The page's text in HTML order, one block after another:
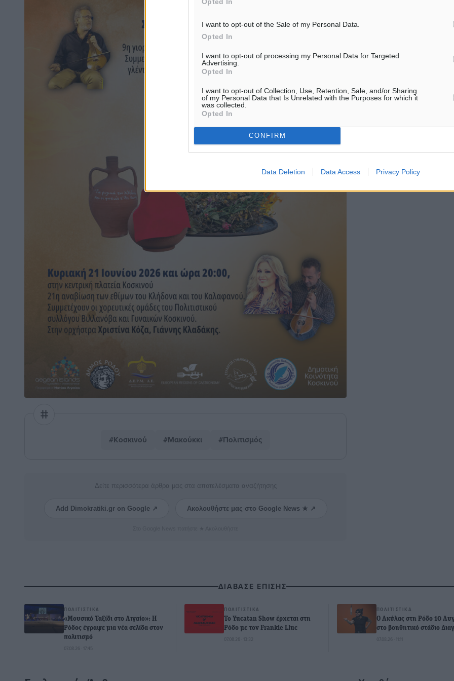
I want to opt-out of the Sale of my Personal Data.
Opted In
I want to opt-out of processing my Personal Data for Targeted
Advertising.
Opted In
I want to opt-out of Collection, Use, Retention, Sale, and/or Sharing
of my Personal Data that Is Unrelated with the Purposes for which it
was collected.
Opted In
CONFIRM
Data Deletion Data Access Privacy Policy
#Κοσκινού #Μακούκκι #Πολιτισμός
Δείτε περισσότερα άρθρα μας στα αποτελέσματα αναζήτησης
Add Dimokratiki.gr on Google ↗ Ακολουθήστε μας στο Google News ★ ↗
ΔΙΑΒΑΣΕ ΕΠΙΣΗΣ
ΠΟΛΙΤΙΣΤΙΚΆ
«Μουσικό Ταξίδι στο Αιγαίο»: Η
Ρόδος έγραψε μια νέα σελίδα στον
πολιτισμό
07.08.26 · 17:45
ΠΟΛΙΤΙΣΤΙΚΆ
Το Yucatan Show έρχεται στη
Ρόδο με τον Frankie Lluc
07.08.26 · 13:32
ΠΟΛΙΤΙΣΤΙΚΆ
Ο Ακύλας στη Ρόδο 10
στο βοηθητικό στάδιο
07.08.26 · 11:11